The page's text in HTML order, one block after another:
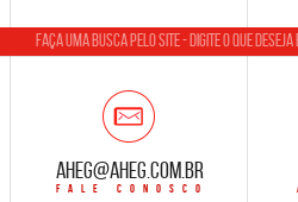
aheg@aheg.com.br